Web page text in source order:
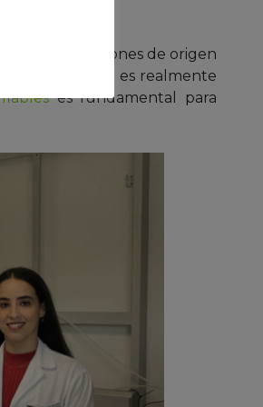
o atribuciones de origen
si una miel es realmente
es fundamental para